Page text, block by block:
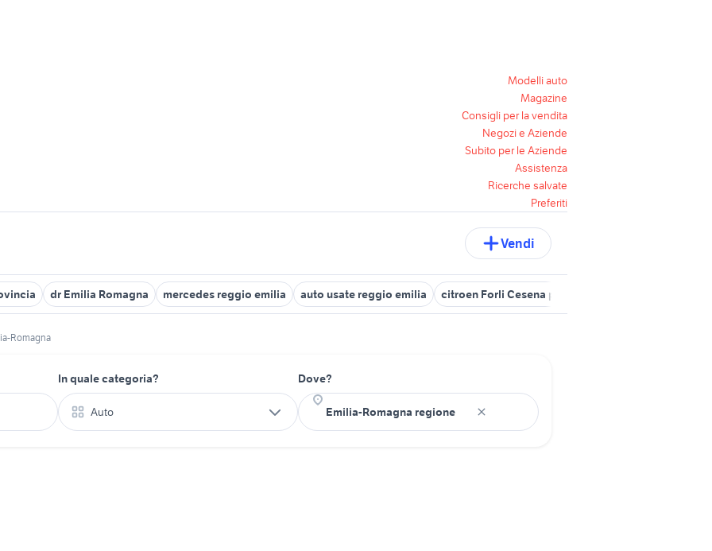
Modelli auto
Magazine
Consigli per la vendita
Negozi e Aziende
Subito per le Aziende
Assistenza
Ricerche salvate
Preferiti
Vendi
dr Emilia Romagna mercedes reggio emilia auto usate reggio emilia citroen Forli Cesena provincia
Romagna
In quale categoria?
Auto
Dove?